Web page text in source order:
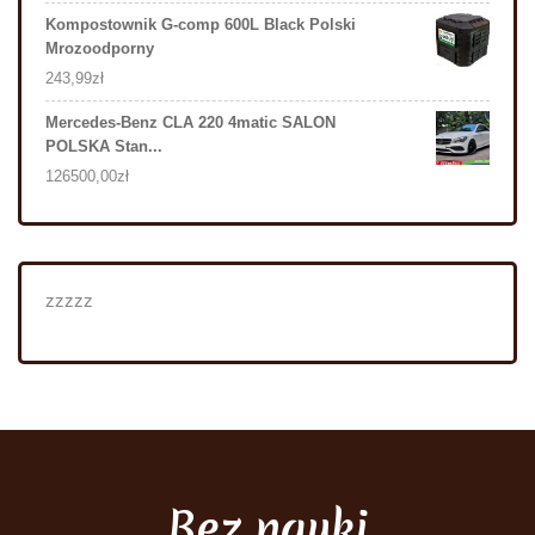
Kompostownik G-comp 600L Black Polski
Mrozoodporny
243,99zł
Mercedes-Benz CLA 220 4matic SALON
POLSKA Stan...
126500,00zł
zzzzz